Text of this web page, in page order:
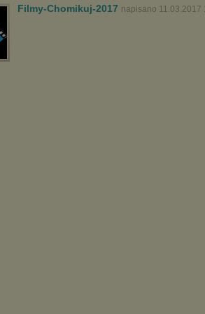
Filmy-Chomikuj-2017 napisano 11.03.2017